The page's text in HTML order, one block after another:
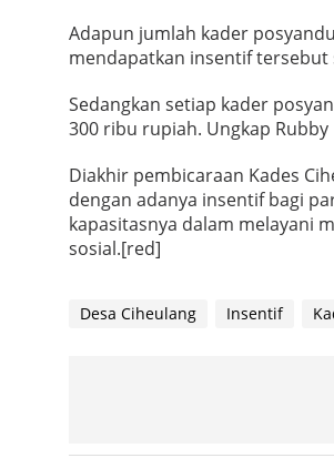
Adapun jumlah kader
mendapatkan insentif tersebut
Sedangkan setiap kader
300 ribu rupiah. Ungkap Rubby
Diakhir pembicaraan Kades
dengan adanya insentif bagi
kapasitasnya dalam melayani
sosial.[red]
Desa Ciheulang Insentif